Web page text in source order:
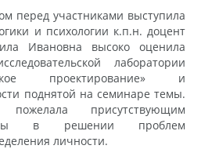
перед участниками выступила
и психологии к.п.н. доцент
Ивановна высоко оценила
лаборатории
проектирование» и
поднятой на семинаре темы.
присутствующим
в решении проблем
личности.